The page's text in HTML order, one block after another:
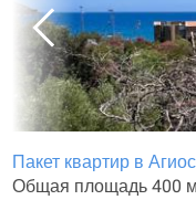
Пакет квартир в
Общая площадь 400